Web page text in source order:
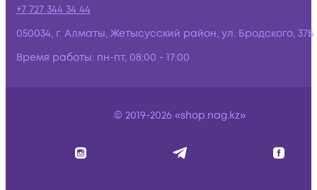
+7 727 344 34 44
050034, г. Алматы, Жетысусский район, ул. Бродского, 37Б
Время работы: пн-пт, 08:00 - 17:00
© 2019-2026 «shop.nag.kz»